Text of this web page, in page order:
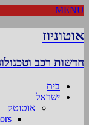
MENU
אוטוניוז
חדשות רכב
בית
ישראל
אוטוטק